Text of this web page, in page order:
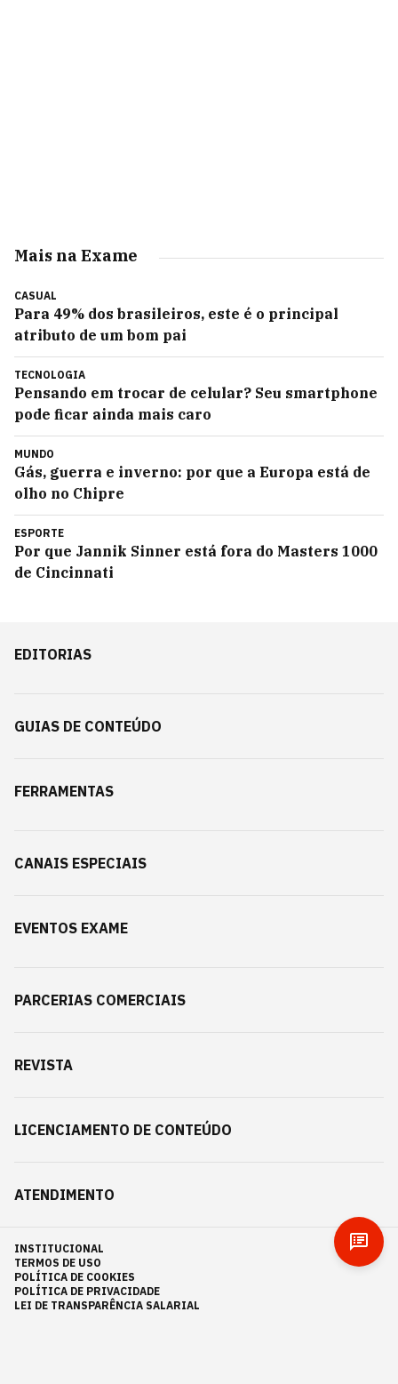
Mais na Exame
CASUAL
Para 49% dos brasileiros, este é o principal
atributo de um bom pai
TECNOLOGIA
Pensando em trocar de celular? Seu smartphone
pode ficar ainda mais caro
MUNDO
Gás, guerra e inverno: por que a Europa está de
olho no Chipre
ESPORTE
Por que Jannik Sinner está fora do Masters 1000
de Cincinnati
EDITORIAS
GUIAS DE CONTEÚDO
FERRAMENTAS
CANAIS ESPECIAIS
EVENTOS EXAME
PARCERIAS COMERCIAIS
REVISTA
LICENCIAMENTO DE CONTEÚDO
ATENDIMENTO
INSTITUCIONAL
TERMOS DE USO
POLÍTICA DE COOKIES
POLÍTICA DE PRIVACIDADE
LEI DE TRANSPARÊNCIA SALARIAL